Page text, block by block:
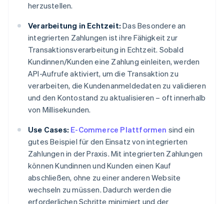
herzustellen.
Verarbeitung in Echtzeit: Das Besondere an
integrierten Zahlungen ist ihre Fähigkeit zur
Transaktionsverarbeitung in Echtzeit. Sobald
Kundinnen/Kunden eine Zahlung einleiten, werden
API-Aufrufe aktiviert, um die Transaktion zu
verarbeiten, die Kundenanmeldedaten zu validieren
und den Kontostand zu aktualisieren – oft innerhalb
von Millisekunden.
Use Cases: E-Commerce Plattformen sind ein
gutes Beispiel für den Einsatz von integrierten
Zahlungen in der Praxis. Mit integrierten Zahlungen
können Kundinnen und Kunden einen Kauf
abschließen, ohne zu einer anderen Website
wechseln zu müssen. Dadurch werden die
erforderlichen Schritte minimiert und der